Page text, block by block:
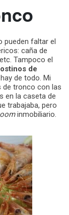
pueden faltar el
caña de
Tampoco el
de
de todo. Mi
de tronco con las
en la caseta de
trabajaba, pero
inmobiliario.